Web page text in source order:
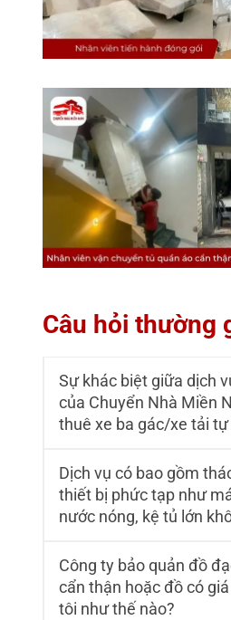
Câu hỏi thường
Sự khác biệt giữa dịch
của Chuyển Nhà Miền
thuê xe ba gác/xe tải tự
Dịch vụ có bao gồm
thiết bị phức tạp như
nước nóng, kệ tủ lớn
Công ty bảo quản đồ
cẩn thận hoặc đồ có
tôi như thế nào?